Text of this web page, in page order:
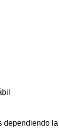
dependiendo